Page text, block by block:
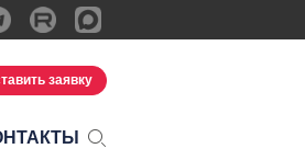
заявку